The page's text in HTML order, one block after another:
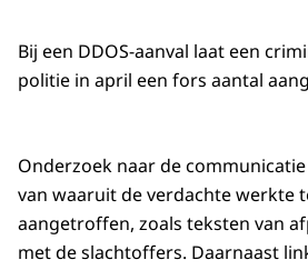
Bij een DDOS-aanval laat een
politie in april een fors aantal
Onderzoek naar de
van waaruit de verdachte werkte
aangetroffen, zoals teksten van
met de slachtoffers. Daarnaast